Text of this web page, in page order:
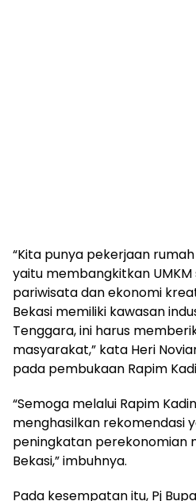
“Kita punya pekerjaan
yaitu membangkitkan
pariwisata dan ekonomi
Bekasi memiliki kawasan
Tenggara, ini harus
masyarakat,” kata Heri
pada pembukaan Rapim
“Semoga melalui Rapim
menghasilkan rekomendasi
peningkatan perekonomian
Bekasi,” imbuhnya.
Pada kesempatan itu, Pj